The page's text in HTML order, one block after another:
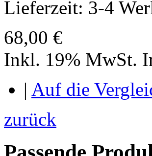
Lieferzeit: 3-4
68,00 €
Inkl. 19% MwSt.
| Auf die
zurück